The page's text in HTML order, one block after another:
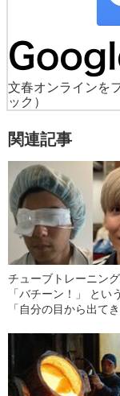
文春オンラインを
ック）
関連記事
チューブトレーニン
「バチーン！」 とい
「自分の目から出て
いました」柿谷や宇
レーした“サッカー選
害を負った“恐怖の瞬